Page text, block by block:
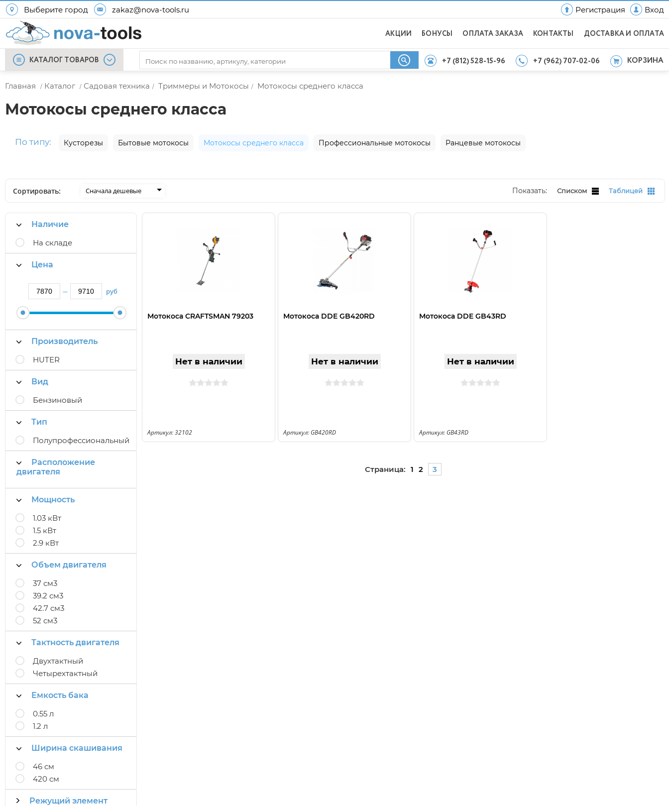
Выберите город zakaz@nova-tools.ru Регистрация Вход
АКЦИИ БОНУСЫ ОПЛАТА ЗАКАЗА КОНТАКТЫ ДОСТАВКА И ОПЛАТА
КАТАЛОГ ТОВАРОВ +7 (812) 528-15-96 +7 (962) 707-02-06 КОРЗИНА
Главная / Каталог / Садовая техника / Триммеры и Мотокосы / Мотокосы среднего класса
Мотокосы среднего класса
По типу: Кусторезы Бытовые мотокосы Мотокосы среднего класса Профессиональные мотокосы Ранцевые мотокосы
Сортировать: Сначала дешевые Показать: Списком Таблицей
Наличие
На складе
Цена
— руб
Производитель
HUTER
Вид
Бензиновый
Тип
Полупрофессиональный
Расположение
двигателя
Мощность
1.03 кВт
1.5 кВт
2.9 кВт
Объем двигателя
37 см3
39.2 см3
42.7 см3
52 см3
Тактность двигателя
Двухтактный
Четырехтактный
Емкость бака
0.55 л
1.2 л
Ширина скашивания
46 см
420 см
Режущий элемент
Мотокоса CRAFTSMAN 79203
Нет в наличии
Артикул: 32102
Мотокоса DDE GB420RD
Нет в наличии
Артикул: GB420RD
Мотокоса DDE GB43RD
Нет в наличии
Артикул: GB43RD
Страница: 1 2 3